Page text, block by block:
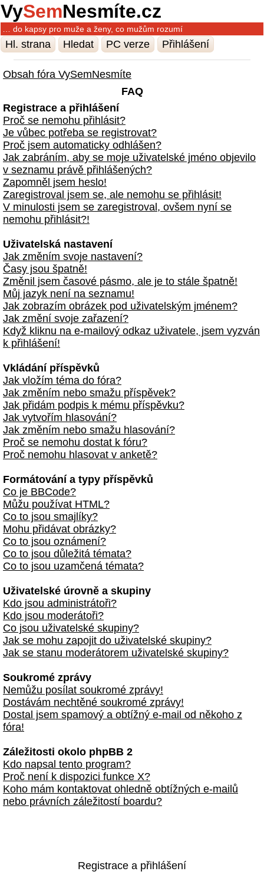
VySemNesmíte.cz
… do kapsy pro muže a ženy, co mužům rozumí
Hl. strana Hledat PC verze Přihlášení
Obsah fóra VySemNesmíte
FAQ
Registrace a přihlášení
Proč se nemohu přihlásit?
Je vůbec potřeba se registrovat?
Proč jsem automaticky odhlášen?
Jak zabráním, aby se moje uživatelské jméno objevilo
v seznamu právě přihlášených?
Zapomněl jsem heslo!
Zaregistroval jsem se, ale nemohu se přihlásit!
V minulosti jsem se zaregistroval, ovšem nyní se
nemohu přihlásit?!
Uživatelská nastavení
Jak změním svoje nastavení?
Časy jsou špatně!
Změnil jsem časové pásmo, ale je to stále špatně!
Můj jazyk není na seznamu!
Jak zobrazím obrázek pod uživatelským jménem?
Jak změní svoje zařazení?
Když kliknu na e-mailový odkaz uživatele, jsem vyzván
k přihlášení!
Vkládání příspěvků
Jak vložím téma do fóra?
Jak změním nebo smažu příspěvek?
Jak přidám podpis k mému příspěvku?
Jak vytvořím hlasování?
Jak změním nebo smažu hlasování?
Proč se nemohu dostat k fóru?
Proč nemohu hlasovat v anketě?
Formátování a typy příspěvků
Co je BBCode?
Můžu používat HTML?
Co to jsou smajlíky?
Mohu přidávat obrázky?
Co to jsou oznámení?
Co to jsou důležitá témata?
Co to jsou uzamčená témata?
Uživatelské úrovně a skupiny
Kdo jsou administrátoři?
Kdo jsou moderátoři?
Co jsou uživatelské skupiny?
Jak se mohu zapojit do uživatelské skupiny?
Jak se stanu moderátorem uživatelské skupiny?
Soukromé zprávy
Nemůžu posílat soukromé zprávy!
Dostávám nechtěné soukromé zprávy!
Dostal jsem spamový a obtížný e-mail od někoho z
fóra!
Záležitosti okolo phpBB 2
Kdo napsal tento program?
Proč není k dispozici funkce X?
Koho mám kontaktovat ohledně obtížných e-mailů
nebo právních záležitostí boardu?
Registrace a přihlášení